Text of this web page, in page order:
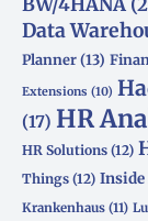
Data
Planner(13)
Extensions (10)
(17) HR
HR Solutions (12)
Things (12)
Krankenhaus (11)